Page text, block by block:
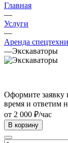
Главная
—
Услуги
—
Аренда
—Экскаваторы
Оформите заявку
время и ответим
от 2 000 ₽/час
В корзину